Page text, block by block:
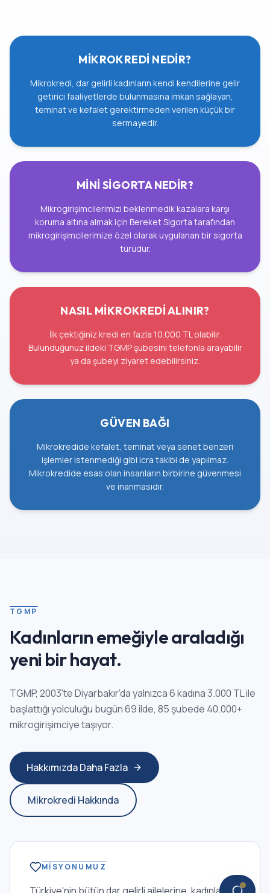
MİKROKREDİ NEDİR?
Mikrokredi, dar gelirli kadınların kendi kendilerine gelir
getirici faaliyetlerde bulunmasına imkan sağlayan,
teminat ve kefalet gerektirmeden verilen küçük bir
sermayedir.
MİNİ SİGORTA NEDİR?
Mikrogirişimcilerimizi beklenmedik kazalara karşı
koruma altına almak için Bereket Sigorta tarafından
mikrogirişimcilerimize özel olarak uygulanan bir sigorta
türüdür.
NASIL MİKROKREDİ ALINIR?
İlk çektiğiniz kredi en fazla 10.000 TL olabilir.
Bulunduğunuz ildeki TGMP şubesini telefonla arayabilir
ya da şubeyi ziyaret edebilirsiniz.
GÜVEN BAĞI
Mikrokredide kefalet, teminat veya senet benzeri
işlemler istenmediği gibi icra takibi de yapılmaz.
Mikrokredide esas olan insanların birbirine güvenmesi
ve inanmasıdır.
TGMP
Kadınların emeğiyle araladığı
yeni bir hayat.
TGMP, 2003'te Diyarbakır'da yalnızca 6 kadına 3.000 TL ile
başlattığı yolculuğu bugün 69 ilde, 85 şubede 40.000+
mikrogirişimciye taşıyor.
Hakkımızda Daha Fazla
Mikrokredi Hakkında
MISYONUMUZ